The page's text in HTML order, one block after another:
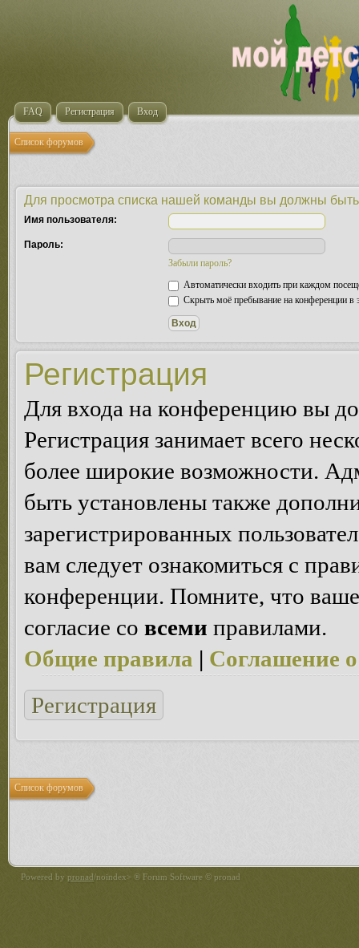
FAQ Регистрация Вход
Список форумов
Для просмотра списка нашей команды вы должны
Имя пользователя:
Пароль:
Забыли пароль?
Автоматически входить при каждом
Скрыть моё пребывание на конференции в
Регистрация
Для входа на конференцию вы
Регистрация занимает всего
более широкие возможности.
быть установлены также
зарегистрированных
вам следует ознакомиться с
конференции. Помните, что
согласие со всеми правилами.
Общие правила | Соглашение
Регистрация
Список форумов
Powered by pronad/noindex> ® Forum Software © pronad